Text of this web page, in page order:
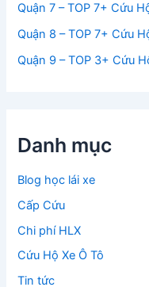
Quận 7 – TOP 7+ Cứu
Quận 8 – TOP 7+ Cứu
Quận 9 – TOP 3+ Cứu
Danh mục
Blog học lái xe
Cấp Cứu
Chi phí HLX
Cứu Hộ Xe Ô Tô
Tin tức